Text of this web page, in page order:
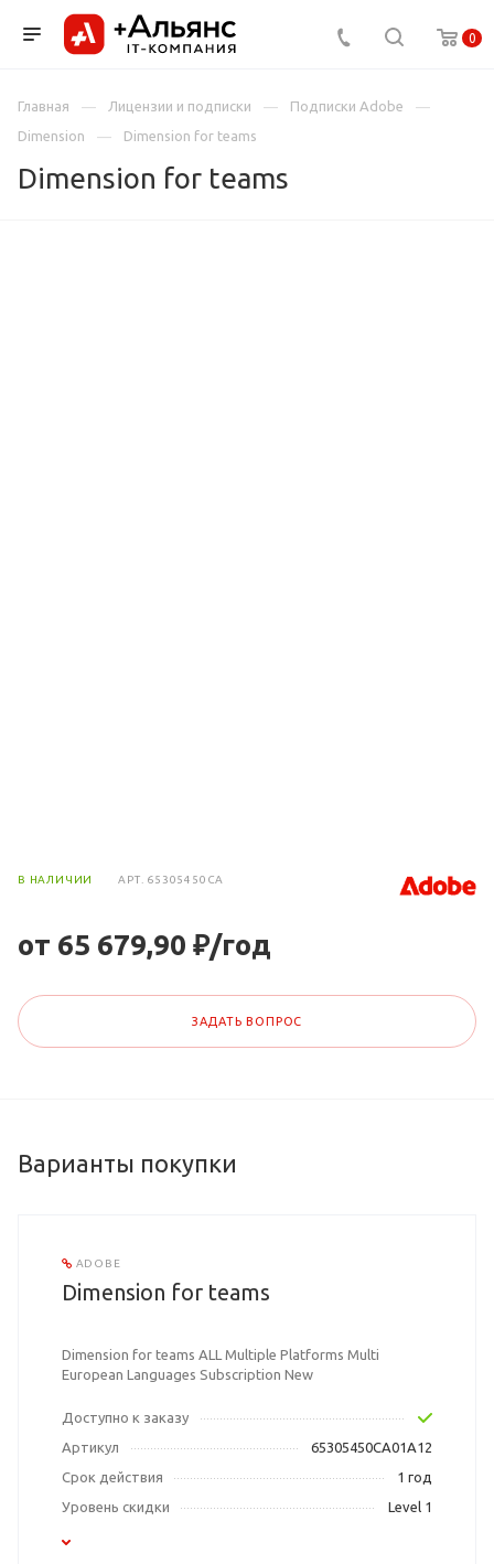
0
Главная Лицензии и подписки
Подписки Adobe
Dimension
Dimension for teams
Dimension for teams
В НАЛИЧИИ АРТ. 65305450CA
от 65 679,90 ₽/год
ЗАДАТЬ ВОПРОС
Варианты покупки
ADOBE
Dimension for teams
Dimension for teams ALL Multiple Platforms Multi
European Languages Subscription New
Доступно к заказу
Артикул
65305450CA01A12
Срок действия
1 год
Уровень скидки
Level 1